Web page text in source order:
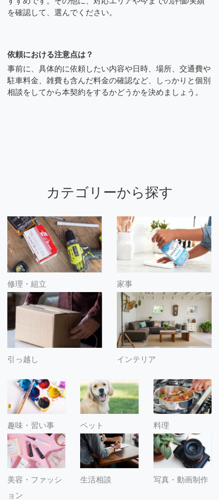
を確認して、選んでください。
依頼における注意点は？
事前に、具体的に依頼したい内容や日時、場所、交通費や
駐車料金、雑費も含んだ料金の確認など、しっかりと個別
相談をしてから本契約をするかどうかを決めましょう。
カテゴリーから探す
修理・組立 家事
引っ越し インテリア
趣味・習い事 ペット 料理
美容・ファッシ
ョン
生活相談 写真・動画制作